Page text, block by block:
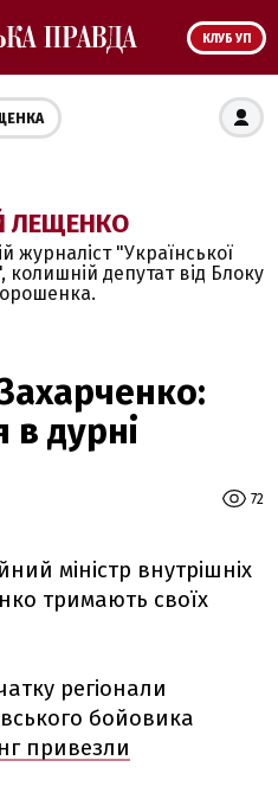
КЛУБ УП
ЛЕЩЕНКО
журналіст "Української
колишній депутат від Блоку
в дурні
72
міністр внутрішніх
тримають своїх
регіонали
бойовика
привезли